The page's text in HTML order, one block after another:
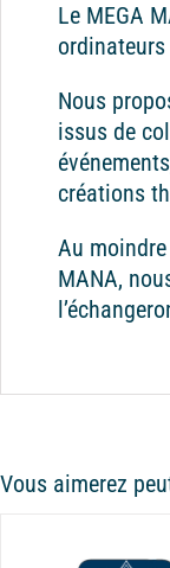
Le MEGA
ordinateurs
Nous
issus de
créations
Au
MANA,
Vous aimerez